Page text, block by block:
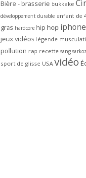
Bière - brasserie bukkake
développement durable enfant de
gras hardcore hip hop iphone
jeux vidéos légende
pollution rap recette sang
sport de glisse USA vidéo